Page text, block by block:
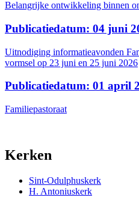
Belangrijke ontwikkeling binnen
Publicatiedatum: 04 juni
Uitnodiging informatieavonden
vormsel op 23 juni en 25 juni 2026
Publicatiedatum: 01 april
Familiepastoraat
Kerken
Sint-Odulphuskerk
H. Antoniuskerk